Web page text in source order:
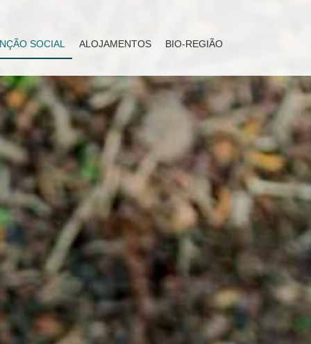
SOCIAL ALOJAMENTOS BIO-REGIÃO